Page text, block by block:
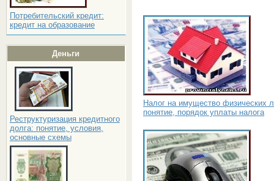
Потребительский кредит:
кредит на образование
Деньги
Реструктуризация кредитного
долга: понятие, условия,
основные схемы
Налог на имущество физических
понятие, порядок уплаты налога